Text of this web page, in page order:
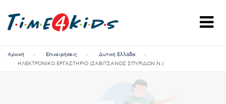
Αρχική Επιχειρήσεις
Δυτική Ελλάδα
ΗΛΕΚΤΡΟΝΙΚΟ ΕΡΓΑΣΤΗΡΙΟ (ΖΑΒΙΤΣΑΝΟΣ ΣΠΥΡΙΔΩΝ N.)